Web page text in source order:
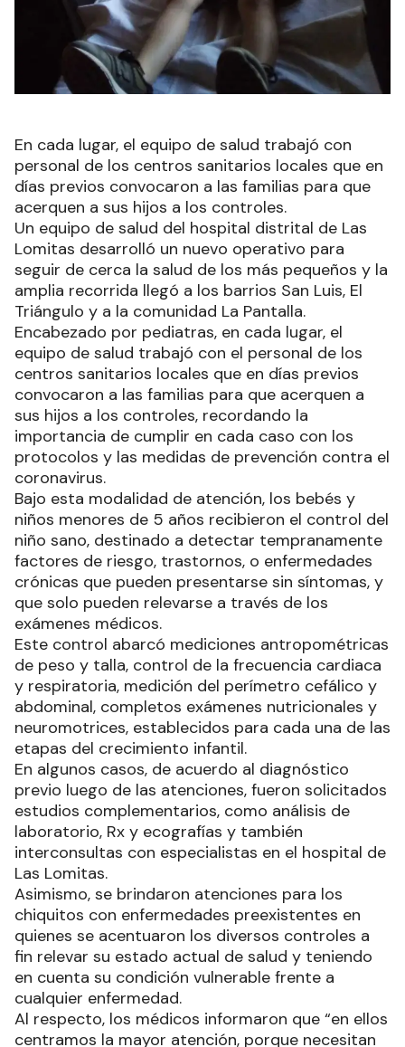
En cada lugar, el equipo de salud trabajó con
personal de los centros sanitarios locales que en
días previos convocaron a las familias para que
acerquen a sus hijos a los controles.
Un equipo de salud del hospital distrital de Las
Lomitas desarrolló un nuevo operativo para
seguir de cerca la salud de los más pequeños y la
amplia recorrida llegó a los barrios San Luis, El
Triángulo y a la comunidad La Pantalla.
Encabezado por pediatras, en cada lugar, el
equipo de salud trabajó con el personal de los
centros sanitarios locales que en días previos
convocaron a las familias para que acerquen a
sus hijos a los controles, recordando la
importancia de cumplir en cada caso con los
protocolos y las medidas de prevención contra el
coronavirus.
Bajo esta modalidad de atención, los bebés y
niños menores de 5 años recibieron el control del
niño sano, destinado a detectar tempranamente
factores de riesgo, trastornos, o enfermedades
crónicas que pueden presentarse sin síntomas, y
que solo pueden relevarse a través de los
exámenes médicos.
Este control abarcó mediciones antropométricas
de peso y talla, control de la frecuencia cardiaca
y respiratoria, medición del perímetro cefálico y
abdominal, completos exámenes nutricionales y
neuromotrices, establecidos para cada una de las
etapas del crecimiento infantil.
En algunos casos, de acuerdo al diagnóstico
previo luego de las atenciones, fueron solicitados
estudios complementarios, como análisis de
laboratorio, Rx y ecografías y también
interconsultas con especialistas en el hospital de
Las Lomitas.
Asimismo, se brindaron atenciones para los
chiquitos con enfermedades preexistentes en
quienes se acentuaron los diversos controles a
fin relevar su estado actual de salud y teniendo
en cuenta su condición vulnerable frente a
cualquier enfermedad.
Al respecto, los médicos informaron que “en ellos
centramos la mayor atención, porque necesitan